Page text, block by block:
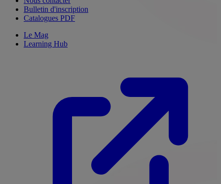
Bulletin d'inscription
Catalogues PDF
Le Mag
Learning Hub